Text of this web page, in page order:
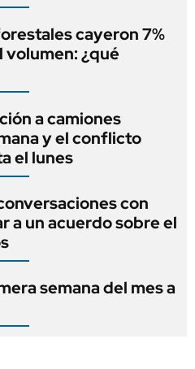
cayeron 7%
volumen: ¿qué
a camiones
y el conflicto
el lunes
con
a un acuerdo sobre el
semana del mes a